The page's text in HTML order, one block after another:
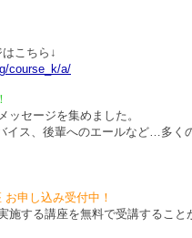
こちら↓
course_k/a/
ッセージを集めました。
イス、後輩へのエールなど…多く
申し込み受付中！
施する講座を無料で受講すること